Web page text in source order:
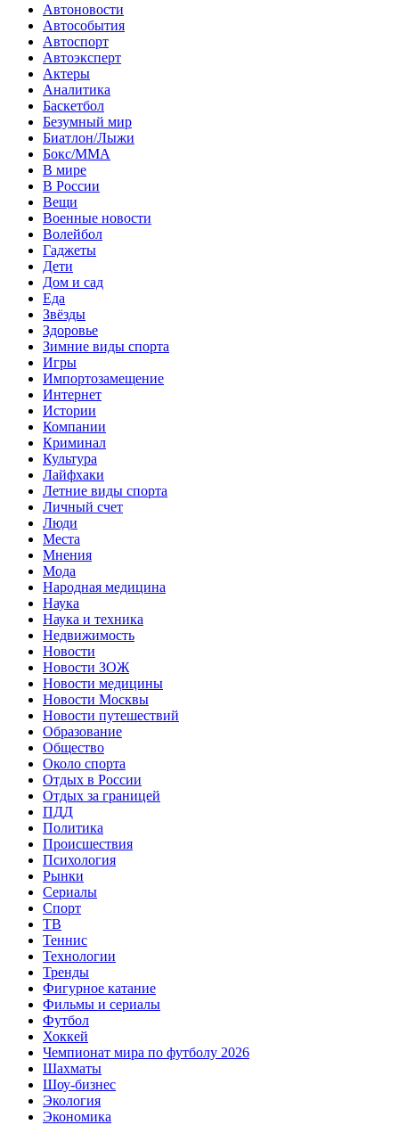
Автоновости
Автособытия
Автоспорт
Автоэксперт
Актеры
Аналитика
Баскетбол
Безумный мир
Биатлон/Лыжи
Бокс/MMA
В мире
В России
Вещи
Военные новости
Волейбол
Гаджеты
Дети
Дом и сад
Еда
Звёзды
Здоровье
Зимние виды спорта
Игры
Импортозамещение
Интернет
Истории
Компании
Криминал
Культура
Лайфхаки
Летние виды спорта
Личный счет
Люди
Места
Мнения
Мода
Народная медицина
Наука
Наука и техника
Недвижимость
Новости
Новости ЗОЖ
Новости медицины
Новости Москвы
Новости путешествий
Образование
Общество
Около спорта
Отдых в России
Отдых за границей
ПДД
Политика
Происшествия
Психология
Рынки
Сериалы
Спорт
ТВ
Теннис
Технологии
Тренды
Фигурное катание
Фильмы и сериалы
Футбол
Хоккей
Чемпионат мира по футболу 2026
Шахматы
Шоу-бизнес
Экология
Экономика